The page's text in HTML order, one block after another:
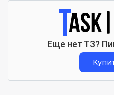
Еще нет ТЗ?